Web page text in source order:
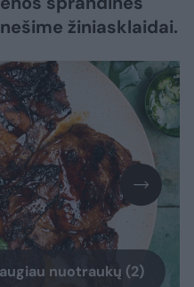
žiniasklaidai.
nuotraukų (2)